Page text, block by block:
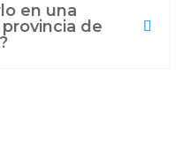
en una
de